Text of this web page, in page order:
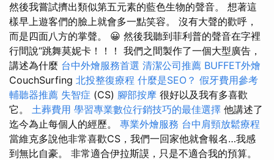
然後我嘗試擠出類似第五元素的藍色生物的聲音。 想著這
樣早上遊客們的臉上就會多一點笑容。 沒有大聲的歡呼，
而是四面八方的掌聲。 😀 然後我聽到菲利普的聲音在字裡
行間說“跳舞莫妮卡！！！ 我們之間製作了一個大型廣告，
講述為什麼 台中外燴服務首選 清潔公司推薦 BUFFET外燴
CouchSurfing 北投整復療程 什麼是SEO？ 假牙費用參考
輔聽器推薦 失智症 (CS) 腳部按摩 很好以及我有多喜歡
它。 土葬費用 學習專業數位行銷技巧的最佳選擇 他講述了
迄今為止每個人的經歷。 專業外燴服務 台中肩頸放鬆療程
當維克多說他非常喜歡CS，我們一回家他就會報名…我感
到無比自豪。 非常適合伊拉斯謨，只是不適合我的預算。